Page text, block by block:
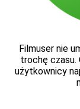
Filmuser nie
trochę czasu.
użytkownicy